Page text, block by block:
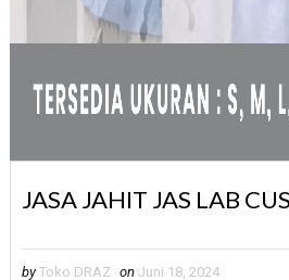
JASA JAHIT JAS LAB
by Toko DRAZ on Juni 18, 2024